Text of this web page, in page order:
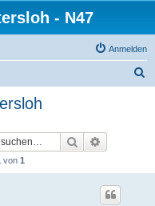
- N47
Anmelden
Suche
von 1